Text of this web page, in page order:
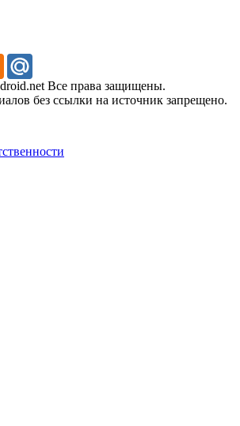
Odnoklassniki
Все права защищены.
без ссылки на источник запрещено.